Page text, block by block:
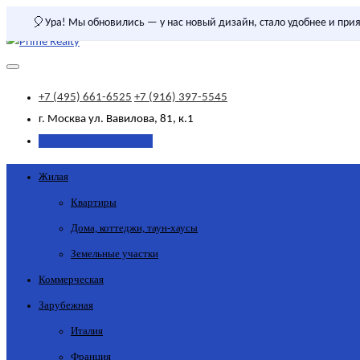
🎈 Ура! Мы обновились — у нас новый дизайн, стало удобнее и
+7 (495) 661-6525 +7 (916) 397-5545
г. Москва ул. Вавилова, 81, к.1
Жилая
Квартиры
Дома, коттеджи, таун-хаусы
Земельные участки
Коммерческая
Зарубежная
Италия
Франция